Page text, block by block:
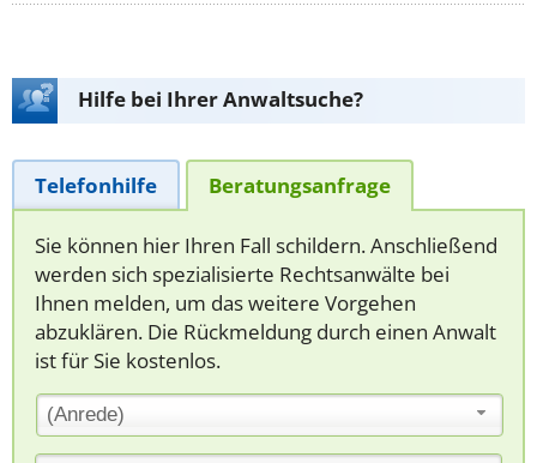
Hilfe bei Ihrer Anwaltsuche?
Telefonhilfe Beratungsanfrage
Sie können hier Ihren Fall schildern. Anschließend
werden sich spezialisierte Rechtsanwälte bei
Ihnen melden, um das weitere Vorgehen
abzuklären. Die Rückmeldung durch einen Anwalt
ist für Sie kostenlos.
(Anrede)